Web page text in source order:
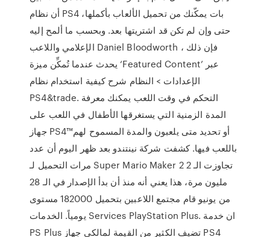
أن نظام PS4 بات يمكّنك من تحميل الألعاب بأكملها،
حتى وإن لم تكن قد اشتريتها بعد. وبحسب ما ألمح إليه
الإعلامي واللاعب Daniel Bloodworth ، فإن ذلك
يحدث عندما تُمكِّن ميزة ‘Featured Content’ عبر
الإعدادات > النظام شرح كيفية استخدام نظام
PS4&trade. التحكم في وقت اللعب يمكنك معرفة
المدة الزمنية التي يستغرقها الأطفال في اللعب على
جهاز PS4™‎‏ أو تحديد متى يلعبون والمدة المسموح لهم
باللعب فيها. كشفت شركة نينتندو بعد ظهر اليوم أن عدد
مرات التحميل لـ Super Mario Maker 2 تجاوزت الـ 2
مليون مرة، هذا يعني أنه منذ أن بدأ الإصدار في الـ 28
من يونيو قام مجتمع اللاعبين بتحميل 182000 مستوى
يومياً. الخدمات Services PlayStation Plus. ان خدمة
PS Plus تضيف الكثير من القيمة لمالكي جهاز PS4